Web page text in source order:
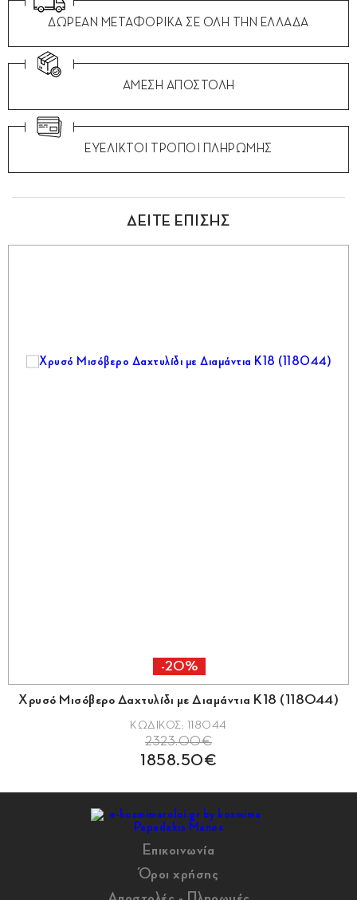
ΔΩΡΕΑΝ ΜΕΤΑΦΟΡΙΚΑ ΣΕ ΟΛΗ ΤΗΝ ΕΛΛΑΔΑ
ΑΜΕΣΗ ΑΠΟΣΤΟΛΗ
ΕΥΕΛΙΚΤΟΙ ΤΡΟΠΟΙ ΠΛΗΡΩΜΗΣ
ΔΕΙΤΕ ΕΠΙΣΗΣ
Μισόβερο Δαχτυλίδι με Διαμάντια Κ18 (118044)
ΚΩΔΙΚΟΣ: 118044
2323.00€
1858.50€
Επικοινωνία
Όροι χρήσης